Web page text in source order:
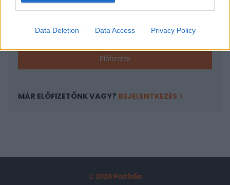
Data Deletion Data Access Privacy Policy
kötéslistái
Előfizetés
MÁR ELŐFIZETŐNK VAGY? BEJELENTKEZÉS
© 2026 Portfolio